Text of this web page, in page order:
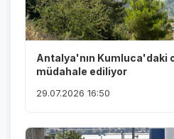
Antalya'nın Kumluca'daki
müdahale ediliyor
29.07.2026 16:50